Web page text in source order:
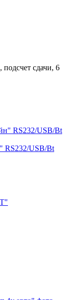
сдачи, 6
USB/Bt